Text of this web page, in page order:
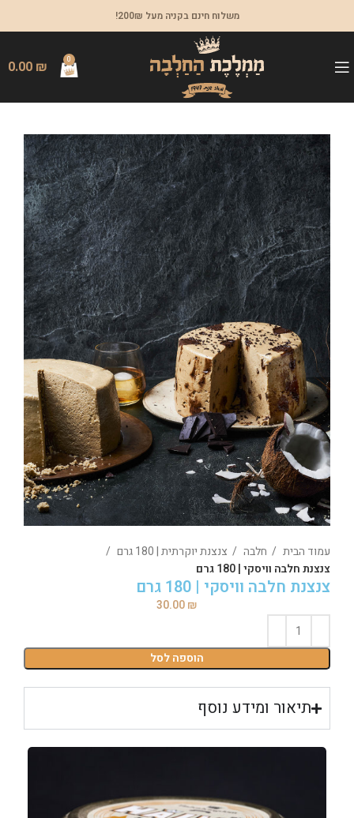
משלוח חינם בקניה מעל 200₪!
0
0.00 ₪
עמוד הבית חלבה
צנצנת יוקרתית | 180 גרם
צנצנת חלבה וויסקי | 180 גרם
צנצנת חלבה וויסקי | 180 גרם
30.00₪
הוספה לסל
תיאור ומידע נוסף